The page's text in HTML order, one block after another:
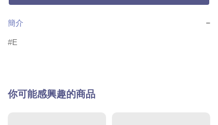
簡介 −
E
你可能感興趣的商品